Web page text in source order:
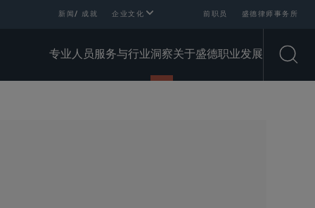
新闻/ 成就 企业文化 前职员 盛德律师事务所
专业人员服务与行业洞察关于盛德职业发展